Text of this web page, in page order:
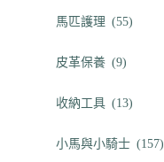
馬匹護理 (55)
皮革保養 (9)
收納工具 (13)
小馬與小騎士 (157)